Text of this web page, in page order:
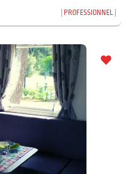
PROFESSIONNEL